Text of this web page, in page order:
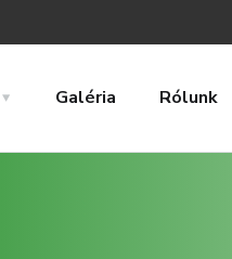
Galéria Rólunk